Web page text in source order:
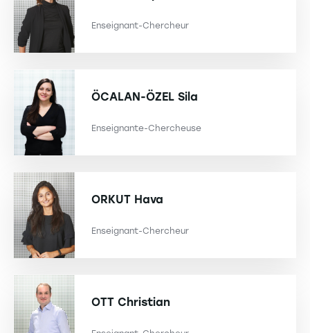
Enseignant-Chercheur
ÖCALAN-ÖZEL Sila
Enseignante-Chercheuse
ORKUT Hava
Enseignant-Chercheur
OTT Christian